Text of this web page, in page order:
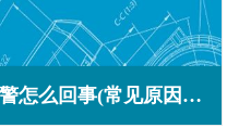
阿特拉斯空压机高温报警怎么回事(常见原因与解决办法)